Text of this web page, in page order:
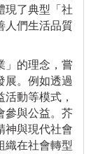
現了典型「社
人們生活品質
」的理念，嘗
展。例如透過
動等模式，
參與公益。芥
神與現代社會
織在社會轉型